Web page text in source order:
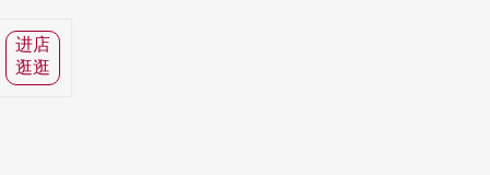
进店
逛逛